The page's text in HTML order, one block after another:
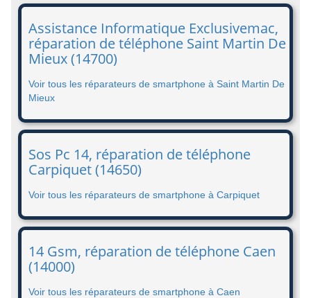
Assistance Informatique Exclusivemac,
réparation de téléphone Saint Martin De
Mieux (14700)
Voir tous les réparateurs de smartphone à Saint Martin De
Mieux
Sos Pc 14, réparation de téléphone
Carpiquet (14650)
Voir tous les réparateurs de smartphone à Carpiquet
14 Gsm, réparation de téléphone Caen
(14000)
Voir tous les réparateurs de smartphone à Caen